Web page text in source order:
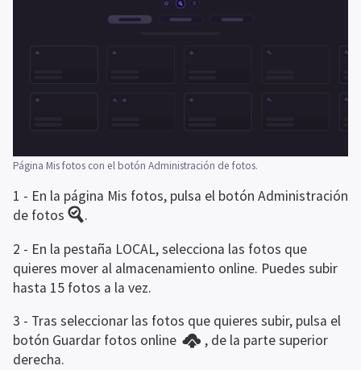
Página Mis fotos con el botón Administración de fotos.
1 - En la página Mis fotos, pulsa el botón Administración
de fotos
.
2 - En la pestaña LOCAL, selecciona las fotos que
quieres mover al almacenamiento online. Puedes subir
hasta 15 fotos a la vez.
3 - Tras seleccionar las fotos que quieres subir, pulsa el
botón Guardar fotos online
, de la parte superior
derecha.